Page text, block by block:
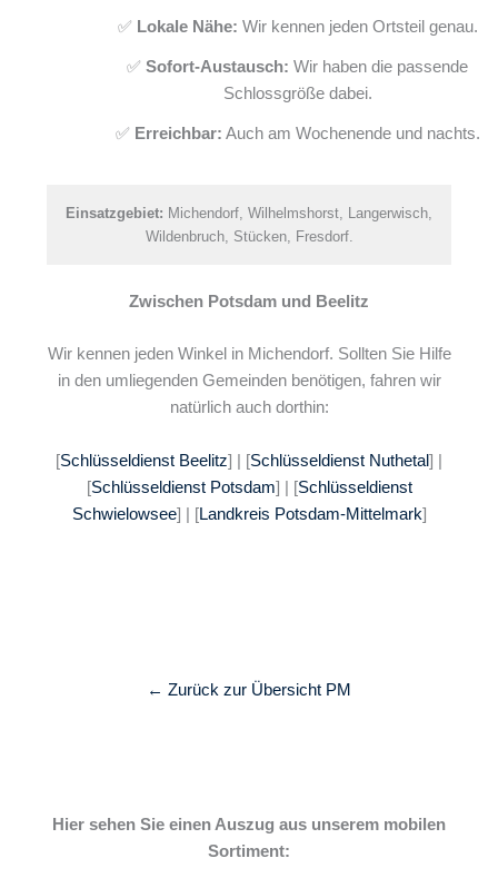
✅ Lokale Nähe: Wir kennen jeden Ortsteil genau.
✅Sofort-Austausch: Wir haben die passende
Schlossgröße dabei.
✅ Erreichbar: Auch am Wochenende und nachts.
Einsatzgebiet: Michendorf, Wilhelmshorst, Langerwisch,
Wildenbruch, Stücken, Fresdorf.
Zwischen Potsdam und Beelitz
Wir kennen jeden Winkel in Michendorf. Sollten Sie Hilfe
in den umliegenden Gemeinden benötigen, fahren wir
natürlich auch dorthin:
[Schlüsseldienst Beelitz] | [Schlüsseldienst Nuthetal] |
[Schlüsseldienst Potsdam] | [Schlüsseldienst
Schwielowsee] | [Landkreis Potsdam-Mittelmark]
← Zurück zur Übersicht PM
Hier sehen Sie einen Auszug aus unserem mobilen
Sortiment: